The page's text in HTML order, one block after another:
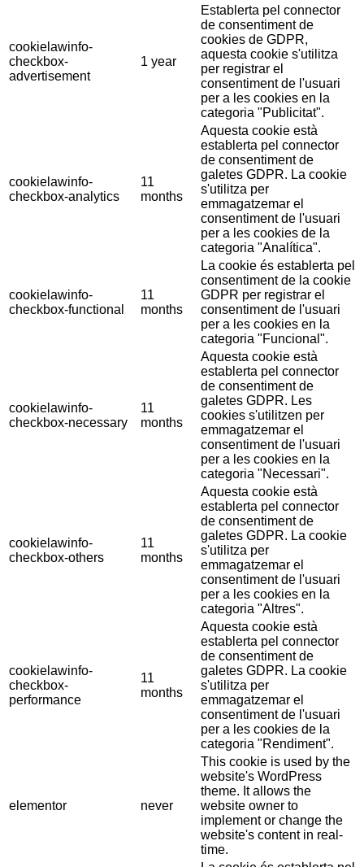
cookielawinfo-
checkbox-
advertisement
1 year
Establerta pel connector
de consentiment de
cookies de GDPR,
aquesta cookie s'utilitza
per registrar el
consentiment de l'usuari
per a les cookies en la
categoria "Publicitat".
cookielawinfo-
checkbox-analytics
11
months
Aquesta cookie està
establerta pel connector
de consentiment de
galetes GDPR. La cookie
s'utilitza per
emmagatzemar el
consentiment de l'usuari
per a les cookies de la
categoria "Analítica".
cookielawinfo-
checkbox-functional
11
months
La cookie és establerta pel
consentiment de la cookie
GDPR per registrar el
consentiment de l'usuari
per a les cookies en la
categoria "Funcional".
cookielawinfo-
checkbox-necessary
11
months
Aquesta cookie està
establerta pel connector
de consentiment de
galetes GDPR. Les
cookies s'utilitzen per
emmagatzemar el
consentiment de l'usuari
per a les cookies en la
categoria "Necessari".
cookielawinfo-
checkbox-others
11
months
Aquesta cookie està
establerta pel connector
de consentiment de
galetes GDPR. La cookie
s'utilitza per
emmagatzemar el
consentiment de l'usuari
per a les cookies en la
categoria "Altres".
cookielawinfo-
checkbox-
performance
11
months
Aquesta cookie està
establerta pel connector
de consentiment de
galetes GDPR. La cookie
s'utilitza per
emmagatzemar el
consentiment de l'usuari
per a les cookies de la
categoria "Rendiment".
elementor never
This cookie is used by the
website's WordPress
theme. It allows the
website owner to
implement or change the
website's content in real-
time.